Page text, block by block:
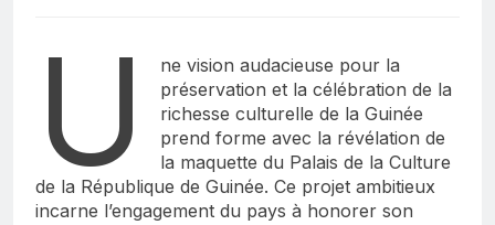
U
ne vision audacieuse pour la
préservation et la célébration de la
richesse culturelle de la Guinée
prend forme avec la révélation de
la maquette du Palais de la Culture
de la République de Guinée. Ce projet ambitieux
incarne l’engagement du pays à honorer son